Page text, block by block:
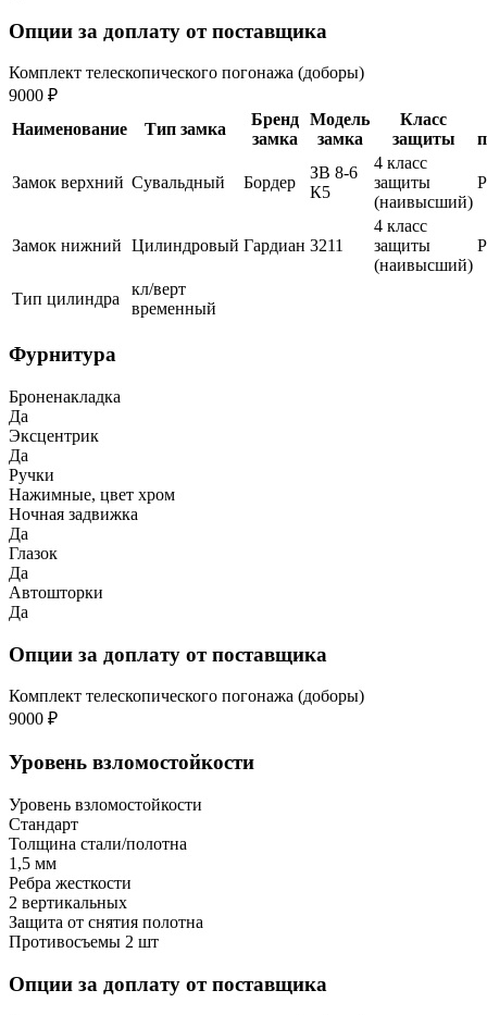
Опции за доплату от поставщика
Комплект телескопического погонажа (доборы)
9000 ₽
Наименование
Тип замка
Бренд
замка
Модель
замка
Класс
защиты
Замок верхний Сувальдный Бордер
ЗВ 8-6
К5
4 класс
защиты
(наивысший)
Замок нижний Цилиндровый Гардиан 3211
4 класс
защиты
(наивысший)
Тип цилиндра
кл/верт
временный
Фурнитура
Броненакладка
Да
Эксцентрик
Да
Ручки
Нажимные, цвет хром
Ночная задвижка
Да
Глазок
Да
Автошторки
Да
Опции за доплату от поставщика
Комплект телескопического погонажа (доборы)
9000 ₽
Уровень взломостойкости
Уровень взломостойкости
Стандарт
Толщина стали/полотна
1,5 мм
Ребра жесткости
2 вертикальных
Защита от снятия полотна
Противосъемы 2 шт
Опции за доплату от поставщика